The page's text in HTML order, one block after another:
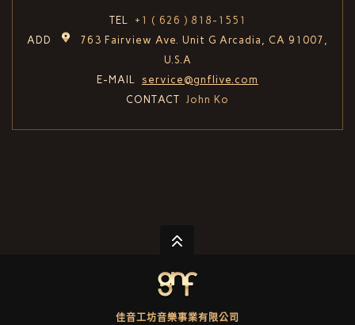
TEL
+1 ( 626 ) 818-1551
ADD
763 Fairview Ave. Unit G Arcadia, CA 91007,
U.S.A
E-MAIL
service@gnflive.com
CONTACT
John Ko
佳音工坊音樂事業有限公司